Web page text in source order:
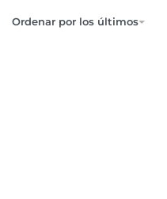
Ordenar por los últimos